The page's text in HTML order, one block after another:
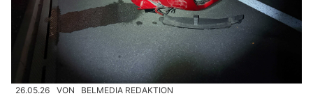
26.05.26 VON BELMEDIA REDAKTION